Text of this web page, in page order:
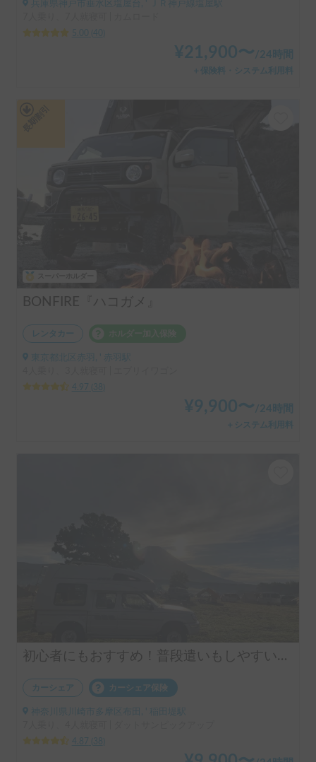
兵庫県神戸市垂水区塩屋台, ' ＪＲ神戸線塩屋駅
5.00
40
¥21,900〜/24時間
＋保険料・システム利用料
BONFIRE『ハコガメ』
レンタカー
東京都北区赤羽, ' 赤羽駅
4.97
38
¥9,900〜 /24時間
＋システム利用料
初心者にもおすすめ！普段遣いもしやすいピックアップトラックキャンピングカー！
カーシェア カーシェア保険
神奈川県川崎市多摩区布田, ' 稲田堤駅
4.87
38